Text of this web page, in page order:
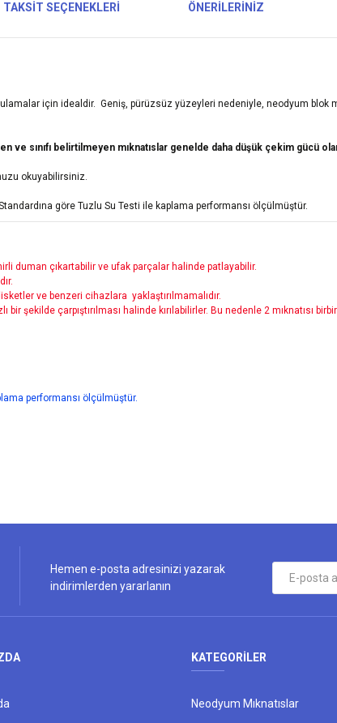
TAKSIT SEÇENEKLERI ÖNERILERINIZ
için idealdir. Geniş, pürüzsüz yüzeyleri nedeniyle, neodyum
ve sınıfı belirtilmeyen mıknatıslar genelde daha düşük çekim gücü
okuyabilirsiniz.
göre Tuzlu Su Testi ile kaplama performansı ölçülmüştür.
duman çıkartabilir ve ufak parçalar halinde patlayabilir.
ve benzeri cihazlara yaklaştırılmamalıdır.
bir şekilde çarpıştırılması halinde kırılabilirler. Bu nedenle 2 mıknatısı
performansı ölçülmüştür.
Yorum Yaz
Hemen e-posta adresinizi yazarak
indirimlerden yararlanın
KATEGORİLER
Neodyum Mıknatıslar